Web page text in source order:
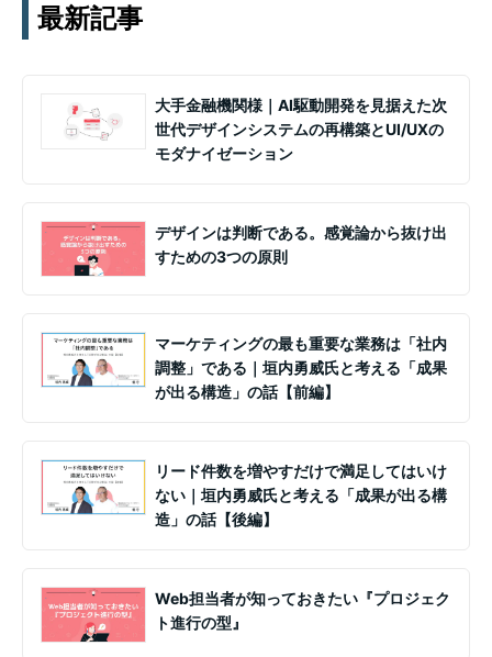
最新記事
大手金融機関様｜AI駆動開発を見据えた次
世代デザインシステムの再構築とUI/UXの
モダナイゼーション
デザインは判断である。感覚論から抜け出
すための3つの原則
マーケティングの最も重要な業務は「社内
調整」である｜垣内勇威氏と考える「成果
が出る構造」の話【前編】
リード件数を増やすだけで満足してはいけ
ない｜垣内勇威氏と考える「成果が出る構
造」の話【後編】
Web担当者が知っておきたい『プロジェク
ト進行の型』